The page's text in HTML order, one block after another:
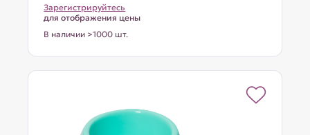
Зарегистрируйтесь
для отображения цены
В наличии >1000 шт.